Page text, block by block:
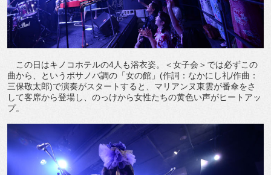
この日はキノコホテルの4人も浴衣姿。＜女子会＞では必ずこの
曲から、というボサノバ調の「女の館」(作詞：なかにし礼/作曲：
三保敬太郎)で演奏がスタートすると、マリアンヌ東雲が番傘をさ
して客席から登場し、のっけから女性たちの黄色い声がヒートアッ
プ。